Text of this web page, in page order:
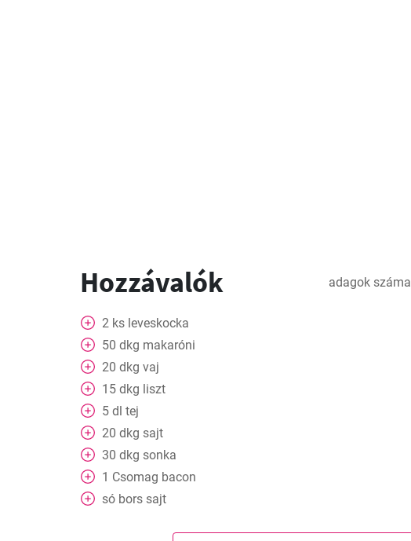
Hozzávalók adagok száma
2 ks leveskocka
50 dkg makaróni
20 dkg vaj
15 dkg liszt
5 dl tej
20 dkg sajt
30 dkg sonka
1 Csomag bacon
só bors sajt